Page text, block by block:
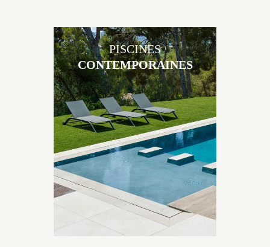
Les piscines en béton contemporaines Jacques
Brens sont uniques grâce au large choix de
matériaux et de revêtements et les nombreuses
options disponibles, miroir, couloir de nage, plage
immergée, débordement.
PISCINES
CONTEMPORAINES